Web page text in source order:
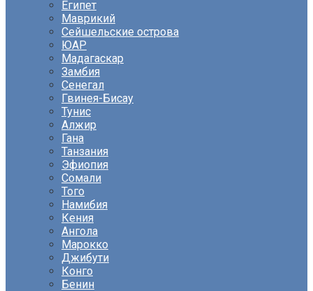
Египет
Маврикий
Сейшельские острова
ЮАР
Мадагаскар
Замбия
Сенегал
Гвинея-Бисау
Тунис
Алжир
Гана
Танзания
Эфиопия
Сомали
Того
Намибия
Кения
Ангола
Марокко
Джибути
Конго
Бенин